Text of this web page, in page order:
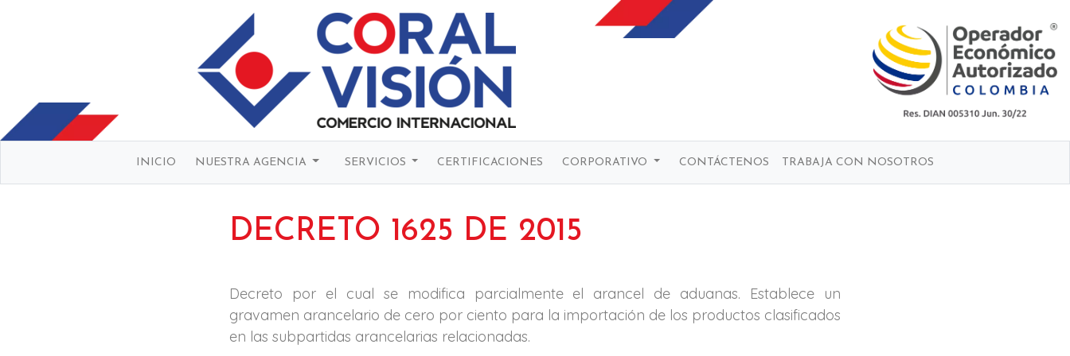
INICIO NUESTRA AGENCIA SERVICIOS CERTIFICACIONES CORPORATIVO CONTÁCTENOS TRABAJA CON NOSOTROS
DECRETO 1625 DE 2015
Decreto por el cual se modifica parcialmente el arancel de aduanas. Establece un
gravamen arancelario de cero por ciento para la importación de los productos clasificados
en las subpartidas arancelarias relacionadas.